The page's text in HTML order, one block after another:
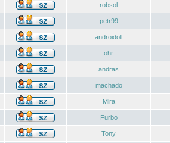
robsol
petr99
androidoll
ohr
andras
machado
Mira
Furbo
Tony